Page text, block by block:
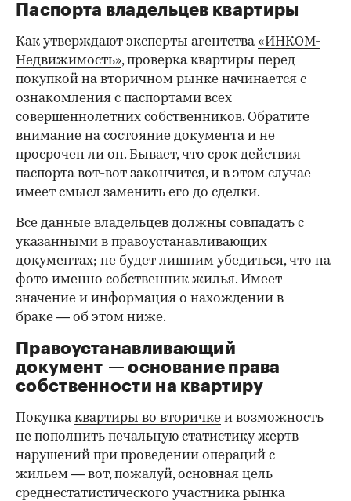
Паспорта владельцев квартиры
Как утверждают эксперты агентства«ИНКОМ-
Недвижимость», проверка квартиры перед
покупкой на вторичном рынке начинается с
ознакомления с паспортами всех
совершеннолетних собственников. Обратите
внимание на состояние документа и не
просрочен ли он. Бывает, что срок действия
паспорта вот-вот закончится, и в этом случае
имеет смысл заменить его до сделки.
00:00 / 00:00
Все данные владельцев должны совпадать с
указанными в правоустанавливающих
документах; не будет лишним убедиться, что на
фото именно собственник жилья. Имеет
значение и информация о нахождении в
браке — об этом ниже.
Правоустанавливающий
документ — основание права
собственности на квартиру
Покупкаквартиры во вторичке и возможность
не пополнить печальную статистику жертв
нарушений при проведении операций с
жильем — вот, пожалуй, основная цель
среднестатистического участника рынка